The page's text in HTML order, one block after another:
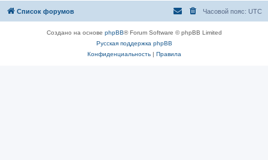
Список форумов Часовой пояс: UTC
Создано на основе phpBB® Forum Software © phpBB Limited
Русская поддержка phpBB
Конфиденциальность| Правила